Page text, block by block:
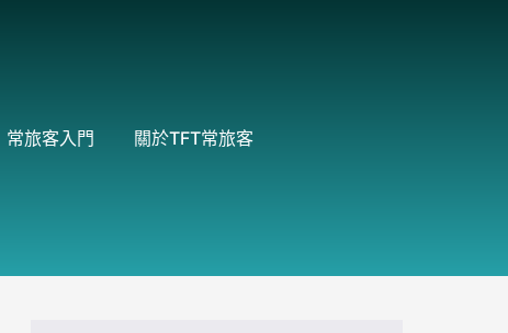
常旅客入門 關於TFT常旅客